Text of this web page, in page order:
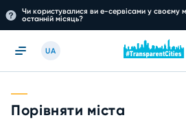
Чи користувалися ви е-сервісами у своєму
останній місяць?
UA
Порівняти міста